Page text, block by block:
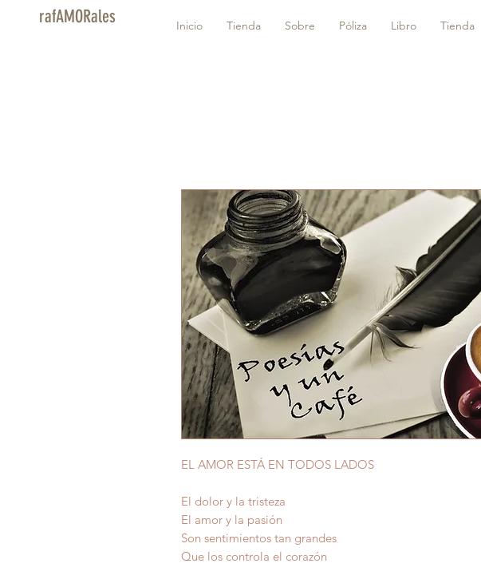
rafAMORales Inicio Tienda Sobre Póliza Libro Tienda
EL AMOR ESTÁ EN TODOS LADOS
El dolor y la tristeza
El amor y la pasión
Son sentimientos tan grandes
Que los controla el corazón